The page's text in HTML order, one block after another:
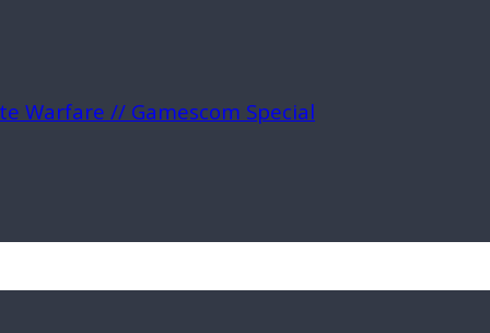
Warfare // Gamescom Special